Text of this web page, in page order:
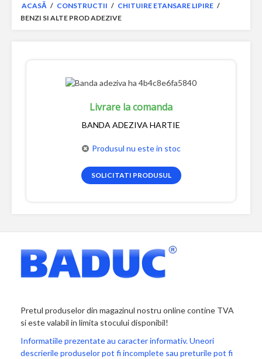
ACASĂ / CONSTRUCTII / CHITUIRE ETANSARE LIPIRE /
BENZI SI ALTE PROD ADEZIVE
Livrare la comanda
BANDA ADEZIVA HARTIE
Produsul nu este in stoc
SOLICITATI PRODUSUL
Pretul produselor din magazinul nostru online contine TVA
si este valabil in limita stocului disponibil!
Informatiile prezentate au caracter informativ. Uneori
descrierile produselor pot fi incomplete sau preturile pot fi